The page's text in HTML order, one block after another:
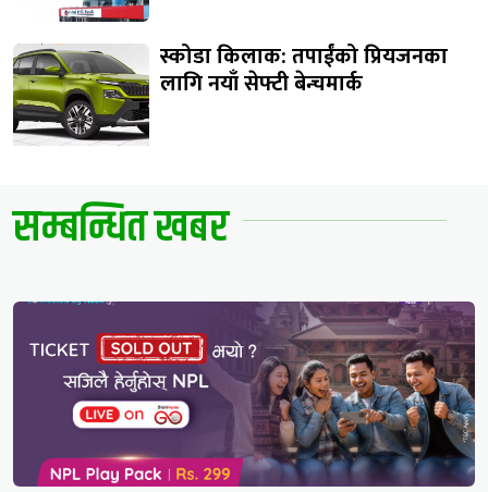
स्कोडा किलाक: तपाईंको प्रियजनका
लागि नयाँ सेफ्टी बेन्चमार्क
सम्बन्धित खबर